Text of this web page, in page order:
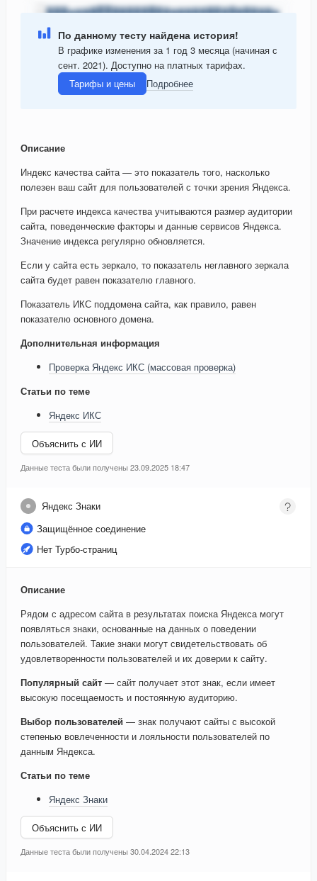
По данному тесту найдена история!
В графике изменения за 1 год 3 месяца (начиная с
сент. 2021). Доступно на платных тарифах.
Тарифы и цены
Подробнее
Описание
Индекс качества сайта — это показатель того, насколько
полезен ваш сайт для пользователей с точки зрения Яндекса.
При расчете индекса качества учитываются размер аудитории
сайта, поведенческие факторы и данные сервисов Яндекса.
Значение индекса регулярно обновляется.
Если у сайта есть зеркало, то показатель неглавного зеркала
сайта будет равен показателю главного.
Показатель ИКС поддомена сайта, как правило, равен
показателю основного домена.
Дополнительная информация
Проверка Яндекс ИКС (массовая проверка)
Статьи по теме
Яндекс ИКС
Объяснить с ИИ
Данные теста были получены 23.09.2025 18:47
Яндекс Знаки
Защищённое соединение
Нет Турбо-страниц
Описание
Рядом с адресом сайта в результатах поиска Яндекса могут
появляться знаки, основанные на данных о поведении
пользователей. Такие знаки могут свидетельствовать об
удовлетворенности пользователей и их доверии к сайту.
Популярный сайт — сайт получает этот знак, если имеет
высокую посещаемость и постоянную аудиторию.
Выбор пользователей — знак получают сайты с высокой
степенью вовлеченности и лояльности пользователей по
данным Яндекса.
Статьи по теме
Яндекс Знаки
Объяснить с ИИ
Данные теста были получены 30.04.2024 22:13